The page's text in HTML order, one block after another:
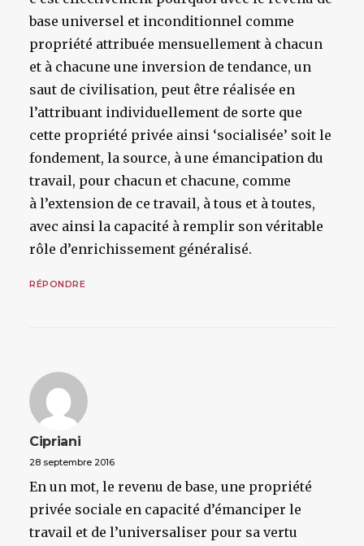
base universel et inconditionnel comme
propriété attribuée mensuellement à chacun
et à chacune une inversion de tendance, un
saut de civilisation, peut être réalisée en
l’attribuant individuellement de sorte que
cette propriété privée ainsi ‘socialisée’ soit le
fondement, la source, à une émancipation du
travail, pour chacun et chacune, comme
à l’extension de ce travail, à tous et à toutes,
avec ainsi la capacité à remplir son véritable
rôle d’enrichissement généralisé.
RÉPONDRE
Cipriani
28 septembre 2016
En un mot, le revenu de base, une propriété
privée sociale en capacité d’émanciper le
travail et de l’universaliser pour sa vertu